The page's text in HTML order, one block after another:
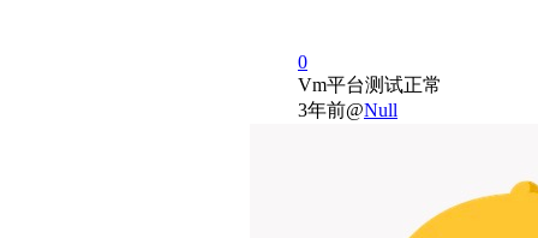
0
Vm平台测试正常
3年前@Null